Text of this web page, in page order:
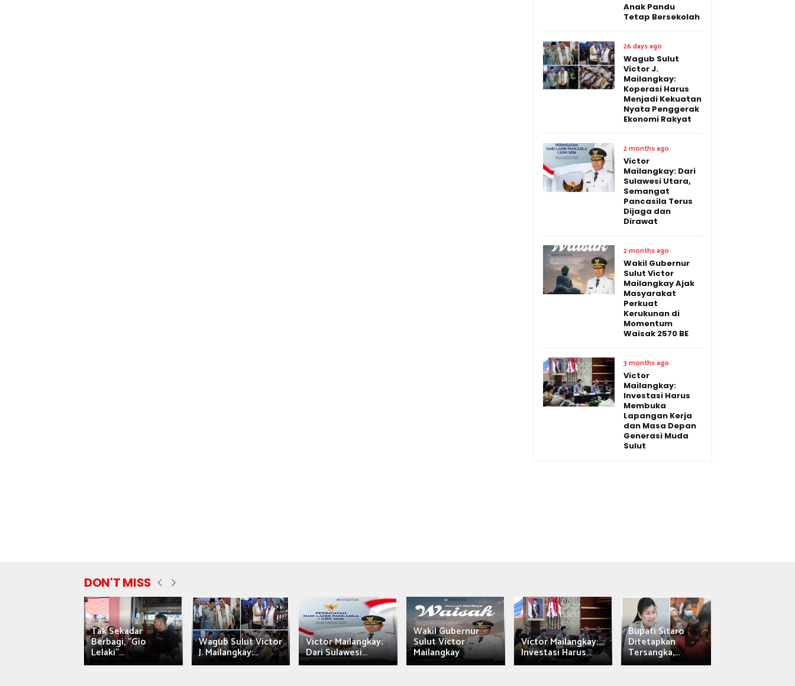
Anak Pandu
Tetap Bersekolah
26 days ago
Wagub Sulut
Victor J.
Mailangkay:
Koperasi Harus
Menjadi Kekuatan
Nyata Penggerak
Ekonomi Rakyat
2 months ago
Victor
Mailangkay: Dari
Sulawesi Utara,
Semangat
Pancasila Terus
Dijaga dan
Dirawat
2 months ago
Wakil Gubernur
Sulut Victor
Mailangkay Ajak
Masyarakat
Perkuat
Kerukunan di
Momentum
Waisak 2570 BE
3 months ago
Victor
Mailangkay:
Investasi Harus
Membuka
Lapangan Kerja
dan Masa Depan
Generasi Muda
Sulut
DON'T MISS
Tak Sekadar
Berbagi, "Gio
Lelaki"...
Wagub Sulut Victor
J. Mailangkay:...
Victor Mailangkay:
Dari Sulawesi...
Wakil Gubernur
Sulut Victor
Mailangkay
Victor Mailangkay:
Investasi Harus...
Bupati Sitaro
Ditetapkan
Tersangka,...